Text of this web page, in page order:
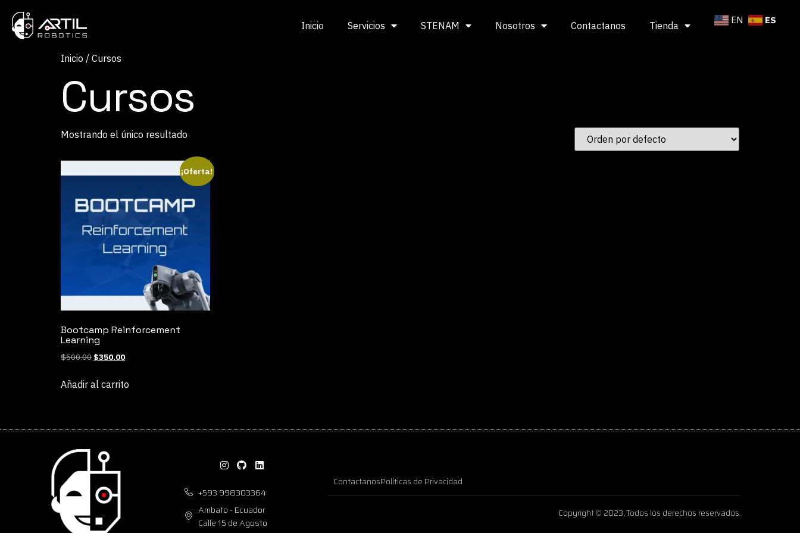
Inicio Servicios STENAM Nosotros Contactanos Tienda EN ES
Inicio / Cursos
Cursos
Mostrando el único resultado
¡Oferta!
Bootcamp Reinforcement
Learning
$500.00 $350.00
Añadir al carrito
+593 998303364
Ambato - Ecuador
Calle 15 de Agosto
ContactanosPolíticas de Privacidad
Copyright © 2023, Todos los derechos reservados.